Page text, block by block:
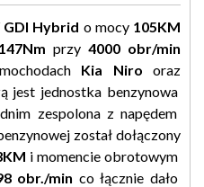
GDI Hybrid o mocy105KM
przy4000 obr/min
Kia Niro oraz
jest jednostka benzynowa
zespolona z napędem
został dołączony
i momencie obrotowym
obr./min co łącznie dało